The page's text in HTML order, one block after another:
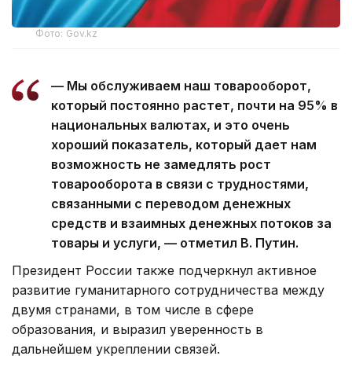
Фото: Gov.kz
— Мы обслуживаем наш товарооборот,
который постоянно растет, почти на 95% в
национальных валютах, и это очень
хороший показатель, который дает нам
возможность не замедлять рост
товарооборота в связи с трудностями,
связанными с переводом денежных
средств и взаимных денежных потоков за
товары и услуги, — отметил В. Путин.
Президент России также подчеркнул активное
развитие гуманитарного сотрудничества между
двумя странами, в том числе в сфере
образования, и выразил уверенность в
дальнейшем укреплении связей.